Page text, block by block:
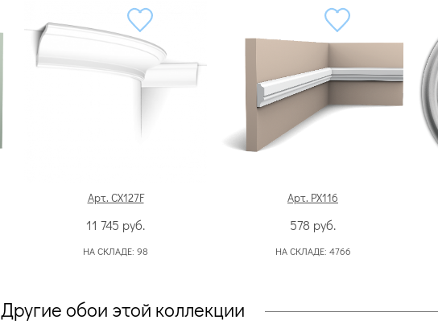
Арт. CX127F
11 745 руб.
НА СКЛАДЕ: 98
Арт. PX116
578 руб.
НА СКЛАДЕ: 4766
Другие обои этой коллекции